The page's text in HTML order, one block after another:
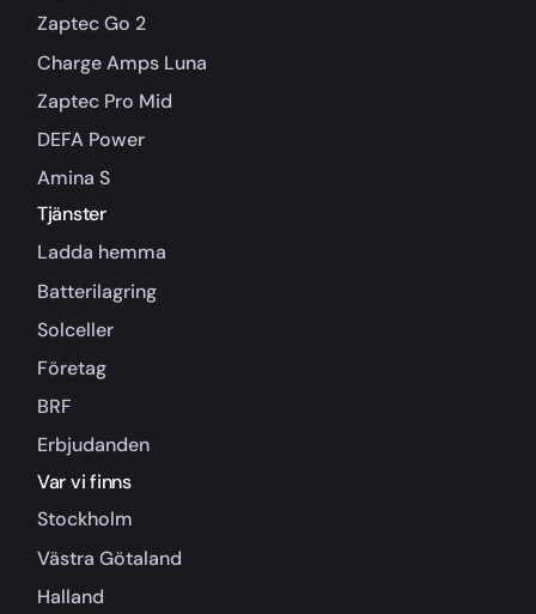
Zaptec Go 2
Charge Amps Luna
Zaptec Pro Mid
DEFA Power
Amina S
Tjänster
Ladda hemma
Batterilagring
Solceller
Företag
BRF
Erbjudanden
Var vi finns
Stockholm
Västra Götaland
Halland